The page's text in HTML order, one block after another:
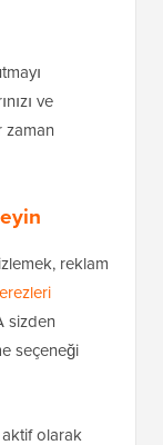
ve
zaman
reklam
sizden
seçeneği
olarak